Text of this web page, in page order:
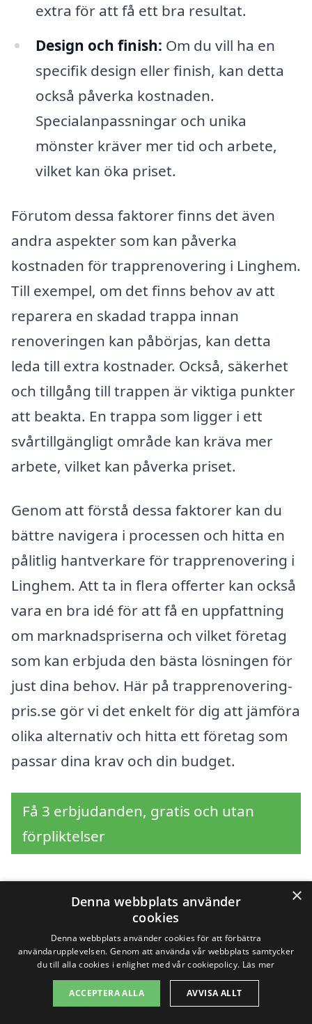
extra för att få ett bra resultat.
Design och finish: Om du vill ha en
specifik design eller finish, kan detta
också påverka kostnaden.
Specialanpassningar och unika
mönster kräver mer tid och arbete,
vilket kan öka priset.
Förutom dessa faktorer finns det även
andra aspekter som kan påverka
kostnaden för trapprenovering i Linghem.
Till exempel, om det finns behov av att
reparera en skadad trappa innan
renoveringen kan påbörjas, kan detta
leda till extra kostnader. Också, säkerhet
och tillgång till trappen är viktiga punkter
att beakta. En trappa som ligger i ett
svårtillgängligt område kan kräva mer
arbete, vilket kan påverka priset.
Genom att förstå dessa faktorer kan du
bättre navigera i processen och hitta en
pålitlig hantverkare för trapprenovering i
Linghem. Att ta in flera offerter kan också
vara en bra idé för att få en uppfattning
om marknadspriserna och vilket företag
som kan erbjuda den bästa lösningen för
just dina behov. Här på trapprenovering-
pris.se gör vi det enkelt för dig att jämföra
olika alternativ och hitta ett företag som
passar dina krav och din budget.
Få 3 erbjudanden, gratis och utan
förpliktelser
Sök efter en
professionell för
trapprenovering i andra
städer nära Linghem
×
Denna webbplats använder
cookies
Denna webbplats använder cookies för att förbättra
användarupplevelsen. Genom att använda vår webbplats samtycker
du till alla cookies i enlighet med vår cookiepolicy. Läs mer
ACCEPTERA ALLA AVVISA ALLT